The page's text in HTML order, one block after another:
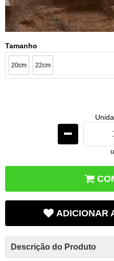
Tamanho
20cm 22cm
ADICIONAR
Descrição do Produto